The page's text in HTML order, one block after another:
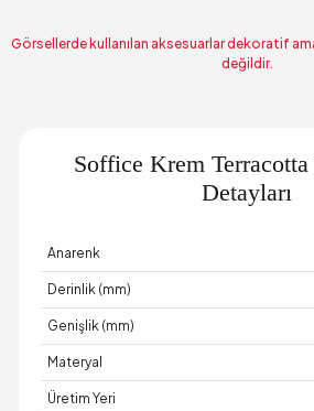
Görsellerde kullanılan aksesuarlar dekoratif
değildir.
Soffice Krem
Detayları
Anarenk
Derinlik (mm)
Genişlik (mm)
Materyal
Üretim Yeri